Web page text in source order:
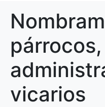
párrocos,
vicarios